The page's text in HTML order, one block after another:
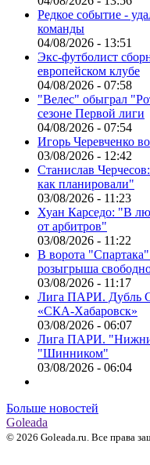
Редкое событие -
команды
04/08/2026 - 13:51
Экс-футболист
европейском клубе
04/08/2026 - 07:58
"Велес" обыграл
сезоне Первой лиги
04/08/2026 - 07:54
Игорь Черевченко
03/08/2026 - 12:42
Станислав
как планировали"
03/08/2026 - 11:23
Хуан Карседо: "В
от арбитров"
03/08/2026 - 11:22
В ворота
розыгрыша
03/08/2026 - 11:17
Лига ПАРИ. Дубль
«СКА-Хабаровск»
03/08/2026 - 06:07
Лига ПАРИ.
"Шинником"
03/08/2026 - 06:04
Больше новостей
Goleada
© 2026 Goleada.ru. Все права